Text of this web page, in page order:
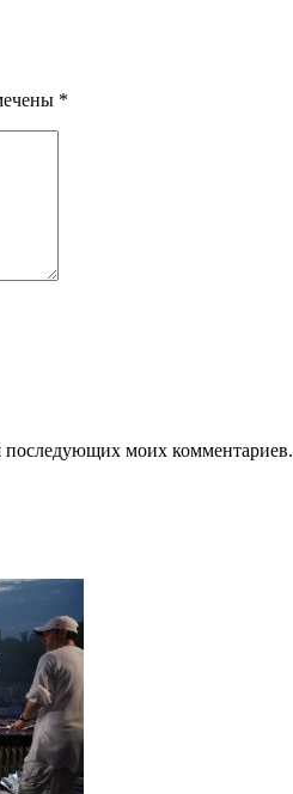
*
последующих моих комментариев.